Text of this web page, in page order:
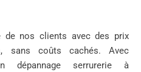
de nos clients avec des prix
sans coûts cachés. Avec
dépannage serrurerie à